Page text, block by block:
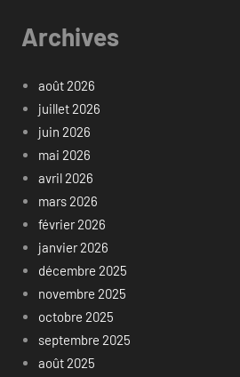
Archives
août 2026
juillet 2026
juin 2026
mai 2026
avril 2026
mars 2026
février 2026
janvier 2026
décembre 2025
novembre 2025
octobre 2025
septembre 2025
août 2025